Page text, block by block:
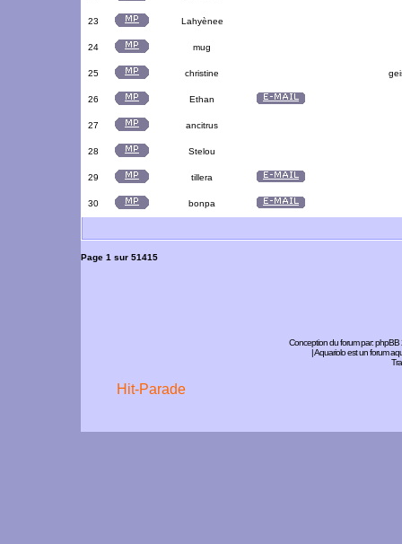
23 Lahyènee
24 mug
25 christine
26 Ethan
27 ancitrus
28 Stelou
29 tillera
30 bonpa
Page 1 sur 51415
Conception du forum par:phpBB
| Aquariolo est un forum